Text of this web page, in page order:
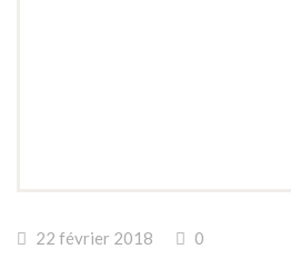
22 février 2018 0